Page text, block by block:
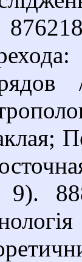
9).